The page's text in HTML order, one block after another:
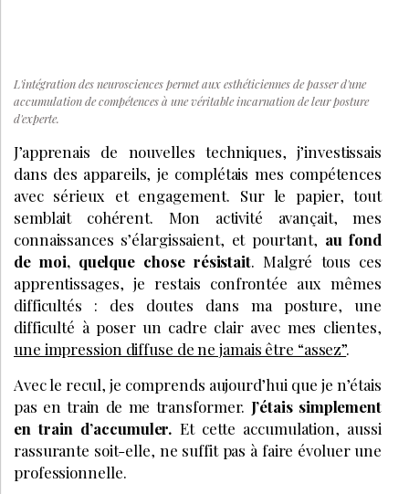
L'intégration des neurosciences permet aux esthéticiennes de passer d'une
accumulation de compétences à une véritable incarnation de leur posture
d'experte.
J’apprenais de nouvelles techniques, j’investissais
dans des appareils, je complétais mes compétences
avec sérieux et engagement. Sur le papier, tout
semblait cohérent. Mon activité avançait, mes
connaissances s’élargissaient, et pourtant, au fond
de moi, quelque chose résistait. Malgré tous ces
apprentissages, je restais confrontée aux mêmes
difficultés : des doutes dans ma posture, une
difficulté à poser un cadre clair avec mes clientes,
une impression diffuse de ne jamais être “assez”.
Avec le recul, je comprends aujourd’hui que je n’étais
pas en train de me transformer. J’étais simplement
en train d’accumuler. Et cette accumulation, aussi
rassurante soit-elle, ne suffit pas à faire évoluer une
professionnelle.